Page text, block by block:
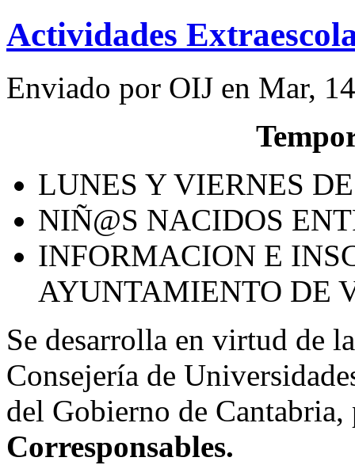
Actividades
Enviado por OIJ en Mar,
LUNES Y VIERNES
NIÑ@S NACIDOS
INFORMACION E
AYUNTAMIENTO DE
Se desarrolla en virtud de
Consejería de
del Gobierno de
Corresponsables.